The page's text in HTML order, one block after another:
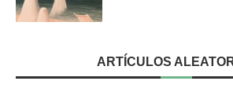
ARTÍCULOS